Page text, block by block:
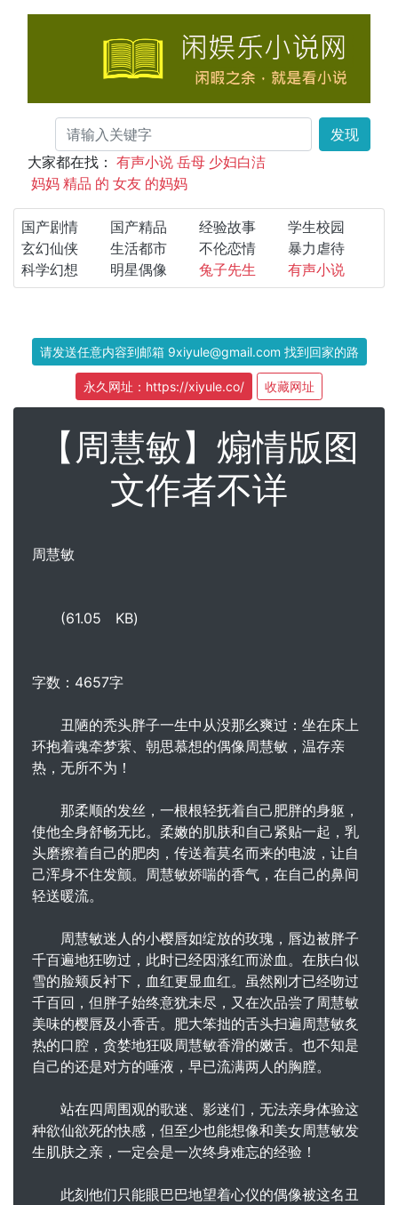
发现
大家都在找： 有声小说 岳母 少妇白洁
妈妈 精品 的 女友 的妈妈
国产剧情 国产精品 经验故事
学生校园
玄幻仙侠
生活都市 不伦恋情
暴力虐待
科学幻想
明星偶像 兔子先生 有声小说
请发送任意内容到邮箱 9xiyule@gmail.com 找到回家的路
永久网址：https://xiyule.co/ 收藏网址
【周慧敏】煽情版图
文作者不详
周慧敏
(61.05 KB)
字数：4657字
丑陋的秃头胖子一生中从没那幺爽过：坐在床上
环抱着魂牵梦萦、朝思慕想的偶像周慧敏，温存亲
热，无所不为！
那柔顺的发丝，一根根轻抚着自己肥胖的身躯，
使他全身舒畅无比。柔嫩的肌肤和自己紧贴一起，乳
头磨擦着自己的肥肉，传送着莫名而来的电波，让自
己浑身不住发颤。周慧敏娇喘的香气，在自己的鼻间
轻送暖流。
周慧敏迷人的小樱唇如绽放的玫瑰，唇边被胖子
千百遍地狂吻过，此时已经因涨红而淤血。在肤白似
雪的脸颊反衬下，血红更显血红。虽然刚才已经吻过
千百回，但胖子始终意犹未尽，又在次品尝了周慧敏
美味的樱唇及小香舌。肥大笨拙的舌头扫遍周慧敏炙
热的口腔，贪婪地狂吸周慧敏香滑的嫩舌。也不知是
自己的还是对方的唾液，早已流满两人的胸膛。
站在四周围观的歌迷、影迷们，无法亲身体验这
种欲仙欲死的快感，但至少也能想像和美女周慧敏发
生肌肤之亲，一定会是一次终身难忘的经验！
此刻他们只能眼巴巴地望着心仪的偶像被这名丑